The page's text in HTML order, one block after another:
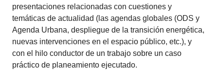
presentaciones relacionadas con cuestiones y
temáticas de actualidad (las agendas globales (ODS y
Agenda Urbana, despliegue de la transición energética,
nuevas intervenciones en el espacio público, etc.), y
con el hilo conductor de un trabajo sobre un caso
práctico de planeamiento ejecutado.